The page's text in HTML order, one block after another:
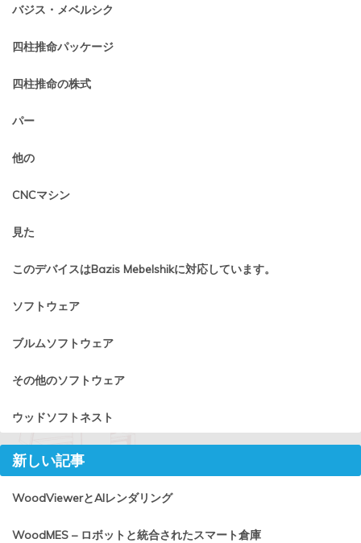
バジス・メベルシク
四柱推命パッケージ
四柱推命の株式
パー
他の
CNCマシン
見た
このデバイスはBazis Mebelshikに対応しています。
ソフトウェア
ブルムソフトウェア
その他のソフトウェア
ウッドソフトネスト
新しい記事
WoodViewerとAIレンダリング
WoodMES – ロボットと統合されたスマート倉庫